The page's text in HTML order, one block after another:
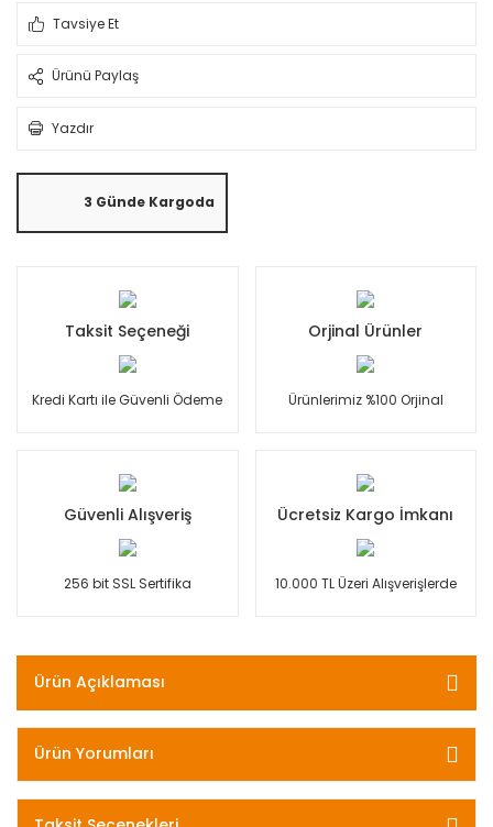
Tavsiye Et
Ürünü Paylaş
Yazdır
3 Günde Kargoda
Taksit Seçeneği
Kredi Kartı ile Güvenli Ödeme
Orjinal Ürünler
Ürünlerimiz %100 Orjinal
Güvenli Alışveriş
256 bit SSL Sertifika
Ücretsiz Kargo İmkanı
10.000 TL Üzeri Alışverişlerde
Ürün Açıklaması
Ürün Yorumları